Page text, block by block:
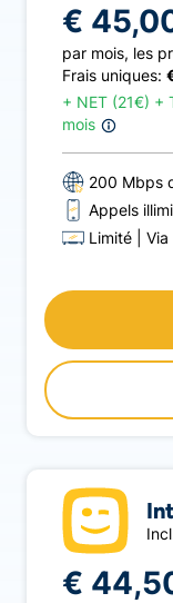
€
par mois, les
Frais uniques:
+ NET (21€) +
mois
200 Mbps
Appels
Limité
€